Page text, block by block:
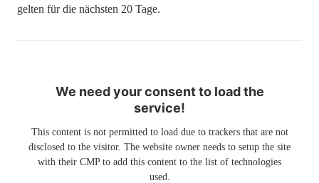
gelten für die nächsten 20 Tage.
We need your consent to load the
service!
This content is not permitted to load due to trackers that are not
disclosed to the visitor. The website owner needs to setup the site
with their CMP to add this content to the list of technologies
used.